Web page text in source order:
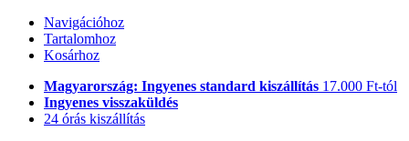
Navigációhoz
Tartalomhoz
Kosárhoz
Magyarország: Ingyenes standard kiszállítás 17.000 Ft-tól
Ingyenes visszaküldés
24 órás kiszállítás